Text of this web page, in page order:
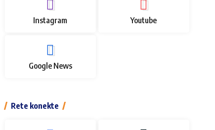
Instagram Youtube
Google News
Rete konekte